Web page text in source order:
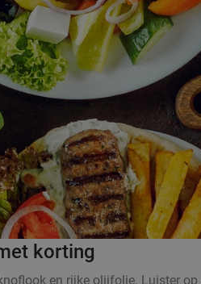
korting
en rijke olijfolie. Luister